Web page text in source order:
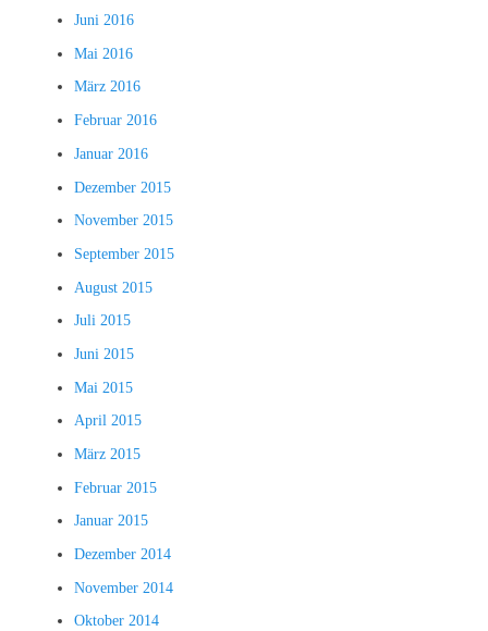
Juni 2016
Mai 2016
März 2016
Februar 2016
Januar 2016
Dezember 2015
November 2015
September 2015
August 2015
Juli 2015
Juni 2015
Mai 2015
April 2015
März 2015
Februar 2015
Januar 2015
Dezember 2014
November 2014
Oktober 2014